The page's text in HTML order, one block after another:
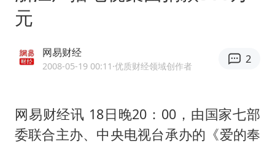
云南一地村民过火把节意外灼伤16人
用AI造出新病毒意味着什么
美股创4月份以来最大单周涨幅
元
网易财经
2008-05-19 00:11 ·优质财经领域创作者
2
网易财经讯 18日晚20：00，由国家七部
委联合主办、中央电视台承办的《爱的奉